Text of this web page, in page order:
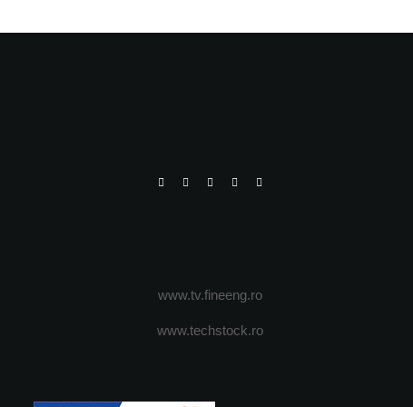
www.tv.fineeng.ro
www.techstock.ro